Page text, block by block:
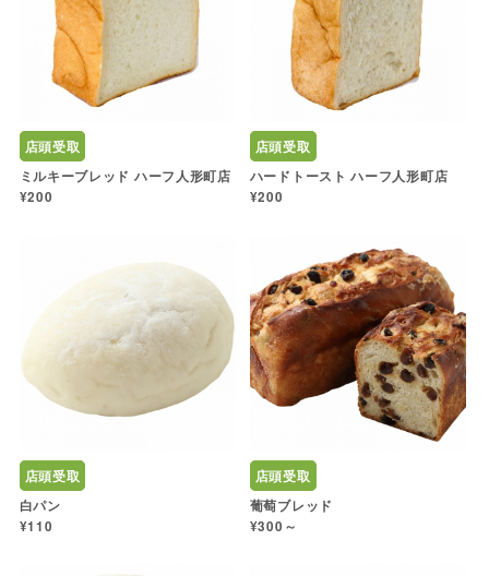
店頭受取
ミルキーブレッド ハーフ人形町店
¥200
店頭受取
ハードトースト ハーフ人形町店
¥200
店頭受取
白パン
¥110
店頭受取
葡萄ブレッド
¥300～